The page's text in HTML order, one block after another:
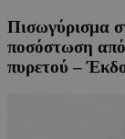
Πισωγύρισμα
ποσόστωση
πυρετού –